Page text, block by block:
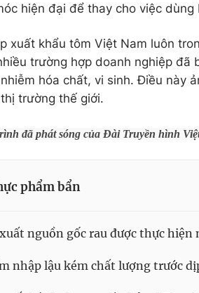
hiện đại để thay cho việc
xuất khẩu tôm Việt Nam luôn
trường hợp doanh nghiệp đã
hóa chất, vi sinh. Điều này
trường thế giới.
đã phát sóng của Đài Truyền hình
phẩm bẩn
nguồn gốc rau được thực hiện
nhập lậu kém chất lượng trước